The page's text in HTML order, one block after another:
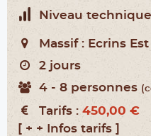
Niveau
Massif : Ecrins
2 jours
4 - 8 personnes
Tarifs : 450,00 €
[ + + Infos tarifs ]